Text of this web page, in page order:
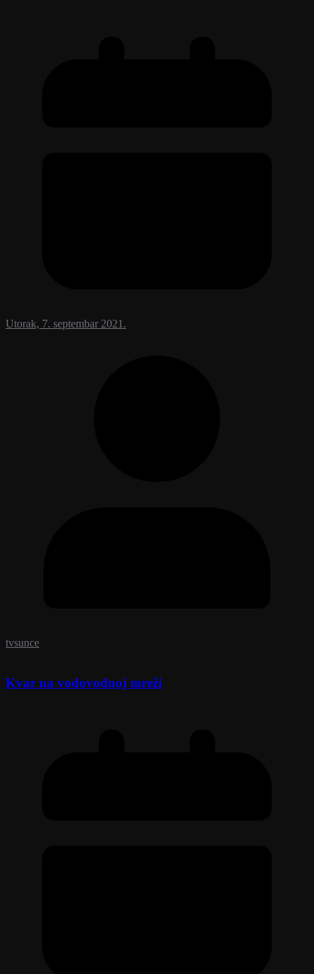
Utorak, 7. septembar 2021.
tvsunce
Kvar na vodovodnoj mreži